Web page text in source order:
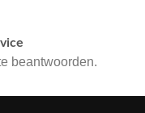
beantwoorden.